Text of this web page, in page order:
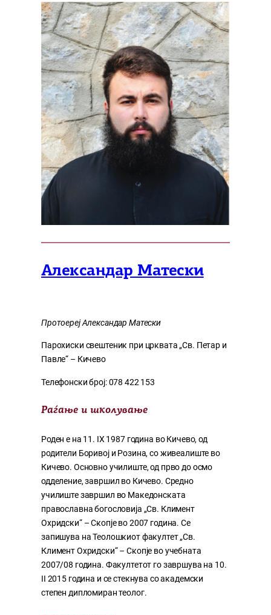
Александар Матески
Протоереј Александар Матески
Парохиски свештеник при црквата „Св. Петар и
Павле“ – Кичево
Телефонски број: 078 422 153
Раѓање и школување
Роден е на 11. IX 1987 година во Кичево, од
родители Боривој и Розина, со живеалиште во
Кичево. Основно училиште, од прво до осмо
одделение, завршил во Кичево. Средно
училиште завршил во Македонската
православна богословија „Св. Климент
Охридски“ – Скопје во 2007 година. Се
запишува на Теолошкиот факултет „Св.
Климент Охридски“ – Скопје во учебната
2007/08 година. Факултетот го завршува на 10.
II 2015 година и се стекнува со академски
степен дипломиран теолог.